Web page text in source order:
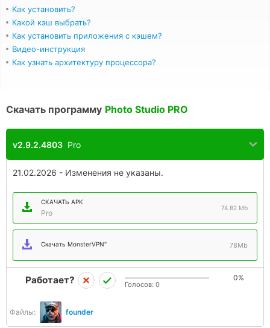
Как установить?
Какой кэш выбрать?
Как установить приложения с кэшем?
Видео-инструкция
Как узнать архитектуру процессора?
Скачать программу Photo Studio PRO
v2.9.2.4803 Pro
21.02.2026 - Изменения не указаны.
СКАЧАТЬ APK
Pro
74.82 Mb
Скачать MonsterVPN" 78Mb
Файлы: founder
Работает? 0%
Голосов: 0